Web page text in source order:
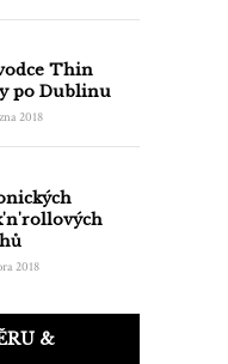
Thin
po Dublinu
2018
2018
&